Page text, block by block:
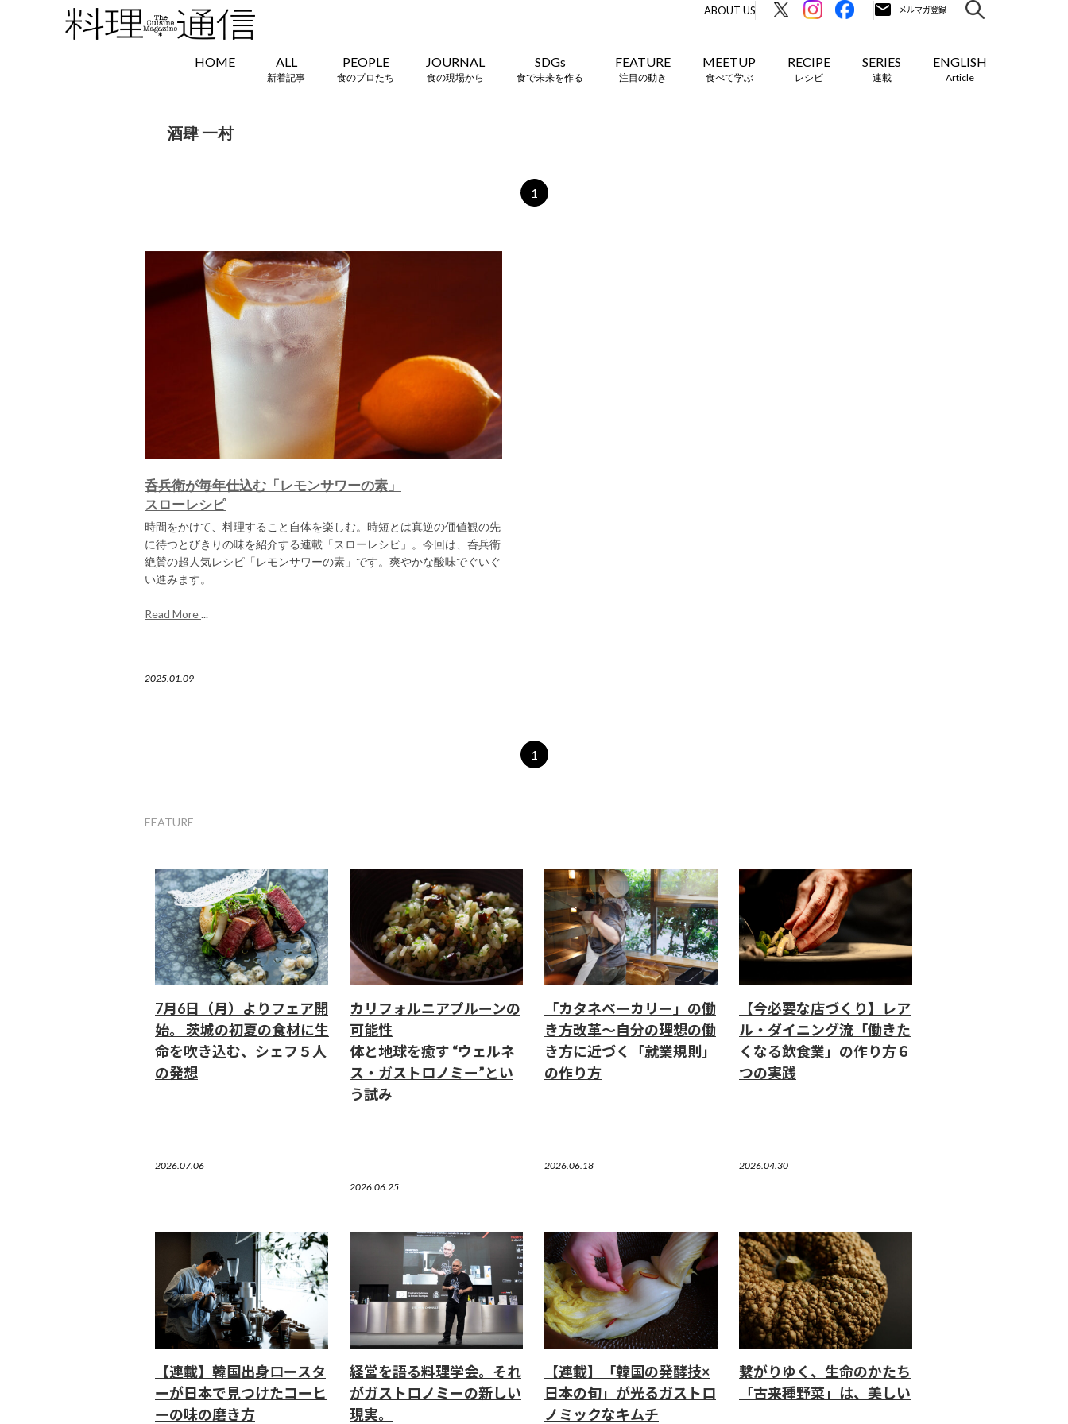
ABOUT US
HOME ALL
新着記事
PEOPLE
食のプロたち
JOURNAL
食の現場から
SDGs
食で未来を作る
FEATURE
注目の動き
MEETUP
食べて学ぶ
RECIPE
レシピ
SERIES
連載
ENGLISH
Article
酒肆 一村
1
呑兵衛が毎年仕込む「レモンサワーの素」
スローレシピ
時間をかけて、料理すること自体を楽しむ。時短とは真逆の価値観の先
に待つとびきりの味を紹介する連載「スローレシピ」。今回は、呑兵衛
絶賛の超人気レシピ「レモンサワーの素」です。爽やかな酸味でぐいぐ
い進みます。
Read More...
2025.01.09
1
FEATURE
7月6日（月）よりフェア開
始。 茨城の初夏の食材に生
命を吹き込む、シェフ５人
の発想
2026.07.06
カリフォルニアプルーンの
可能性
体と地球を癒す “ウェルネ
ス・ガストロノミー”とい
う試み
2026.06.25
「カタネベーカリー」の働
き方改革～自分の理想の働
き方に近づく「就業規則」
の作り方
2026.06.18
【今必要な店づくり】レア
ル・ダイニング流「働きた
くなる飲食業」の作り方６
つの実践
2026.04.30
【連載】韓国出身ロースタ
ーが日本で見つけたコーヒ
ーの味の磨き方
経営を語る料理学会。それ
がガストロノミーの新しい
現実。
【連載】「韓国の発酵技×
日本の旬」が光るガストロ
ノミックなキムチ
繋がりゆく、生命のかたち
「古来種野菜」は、美しい